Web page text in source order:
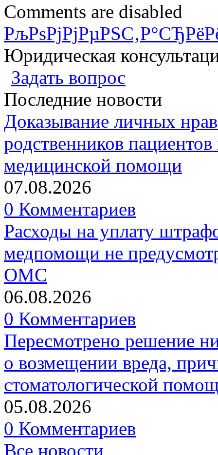
Comments are disabled
Юридическая
Задать вопрос
Последние новости
Доказывание личных
родственников
медицинской помощи
07.08.2026
0 Комментариев
Расходы на уплату
медпомощи не
ОМС
06.08.2026
0 Комментариев
Пересмотрено решение
о возмещении вреда,
стоматологической
05.08.2026
0 Комментариев
Все новости